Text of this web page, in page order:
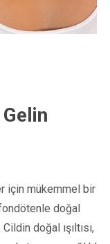
için mükemmel bir
doğal
doğal ışıltısı,